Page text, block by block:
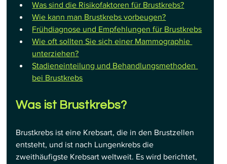
Was sind die Risikofaktoren für Brustkrebs?
Wie kann man Brustkrebs vorbeugen?
Frühdiagnose und Empfehlungen für Brustkrebs
Wie oft sollten Sie sich einer Mammographie
unterziehen?
Stadieneinteilung und Behandlungsmethoden
bei Brustkrebs
Was ist Brustkrebs?
Brustkrebs ist eine Krebsart, die in den Brustzellen
entsteht, und ist nach Lungenkrebs die
zweithäufigste Krebsart weltweit. Es wird berichtet,